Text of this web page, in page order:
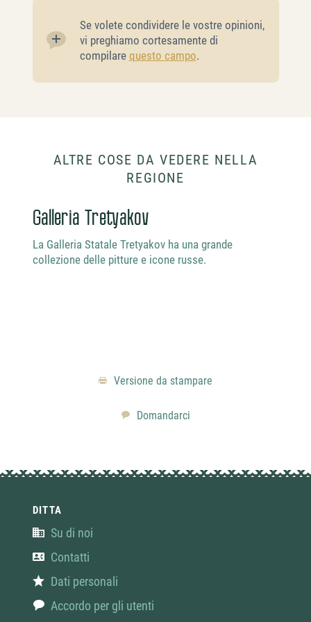
Se volete condividere le vostre opinioni,
vi preghiamo cortesamente di
compilare questo campo.
ALTRE COSE DA VEDERE NELLA
REGIONE
Galleria Tretyakov
La Galleria Statale Tretyakov ha una grande
collezione delle pitture e icone russe.
Versione da stampare
Domandarci
DITTA
Su di noi
Contatti
Dati personali
Accordo per gli utenti